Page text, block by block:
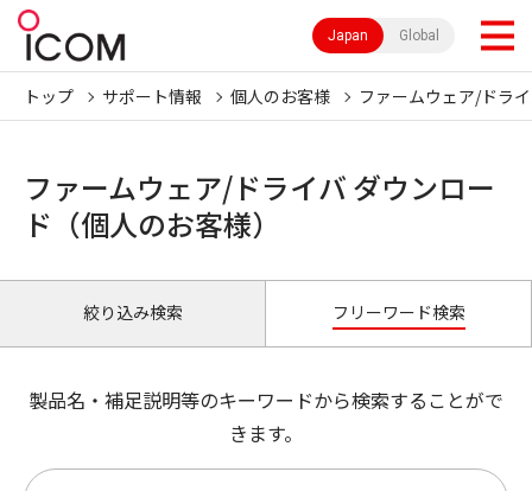
Japan Global
トップ サポート情報 個人のお客様 ファームウェア/ドラ
ファームウェア/ドライバ ダウンロー
ド（個人のお客様）
絞り込み検索 フリーワード検索
製品名・補足説明等のキーワードから検索することがで
きます。